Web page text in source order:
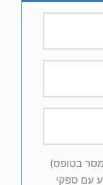
בטופס)
עם ספקי